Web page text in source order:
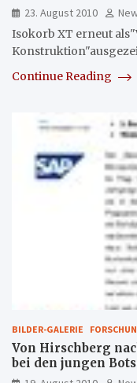
23. August 2010
Isokorb XT erneut
Continue Reading
BILDER-GALERIE
Von Hirschberg
bei den jungen